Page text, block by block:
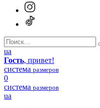
ua
Гость, привет!
система размеров
0
система размеров
ua